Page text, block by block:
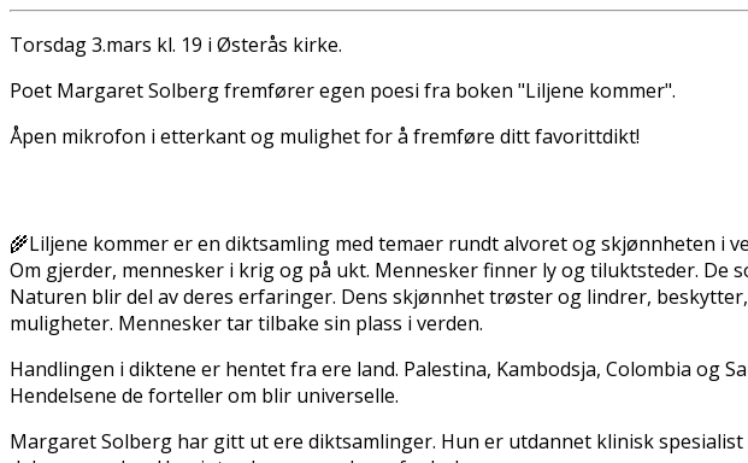
Torsdag 3.mars kl. 19 i Østerås kirke.
Poet Margaret Solberg fremfører egen poesi fra boken "Liljene kommer".
Åpen mikrofon i etterkant og mulighet for å fremføre ditt favorittdikt!
🌾Liljene kommer er en diktsamling med temaer rundt alvoret og skjønnheten i
Om gjerder, mennesker i krig og på flukt. Mennesker finner ly og tilfluktsteder. De
Naturen blir del av deres erfaringer. Dens skjønnhet trøster og lindrer,
muligheter. Mennesker tar tilbake sin plass i verden.
Handlingen i diktene er hentet fra flere land. Palestina, Kambodsja, Colombia og
Hendelsene de forteller om blir universelle.
Margaret Solberg har gitt ut flere diktsamlinger. Hun er utdannet klinisk